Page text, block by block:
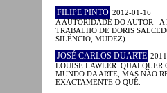
FILIPE PINTO 2012-01-16
A AUTORIDADE DO AUTOR - A
TRABALHO DE DORIS
SILÊNCIO, MUDEZ)
JOSÉ CARLOS DUARTE
LOUISE LAWLER. QUALQUER
MUNDO DA ARTE, MAS NÃO
EXACTAMENTE O QUÊ.